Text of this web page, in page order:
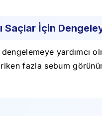
Saçlar İçin
fazla sebum